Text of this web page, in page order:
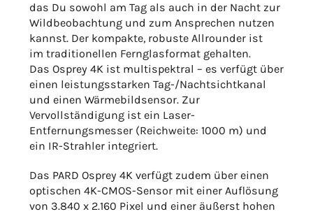
das Du sowohl am Tag als auch in der Nacht zur
Wildbeobachtung und zum Ansprechen nutzen
kannst. Der kompakte, robuste Allrounder ist
im traditionellen Fernglasformat gehalten.
Das Osprey 4K ist multispektral – es verfügt über
einen leistungsstarken Tag-/Nachtsichtkanal
und einen Wärmebildsensor. Zur
Vervollständigung ist ein Laser-
Entfernungsmesser (Reichweite: 1000 m) und
ein IR-Strahler integriert.
Das PARD Osprey 4K verfügt zudem über einen
optischen 4K-CMOS-Sensor mit einer Auflösung
von 3.840 x 2.160 Pixel und einer äußerst hohen